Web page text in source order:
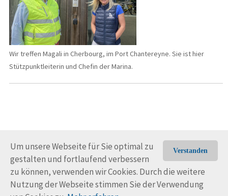
Verstanden
Um unsere Webseite für Sie optimal zu
gestalten und fortlaufend verbessern
zu können, verwenden wir Cookies. Durch die weitere
Nutzung der Webseite stimmen Sie der Verwendung
Wir treffen Magali in Cherbourg, im Port Chantereyne. Sie ist hier
Stützpunktleiterin und Chefin der Marina.
© Trans-Ocean e.V. 2010-2026 Impressum
Nutzungsbedingungen
Rechtliche Hinweise